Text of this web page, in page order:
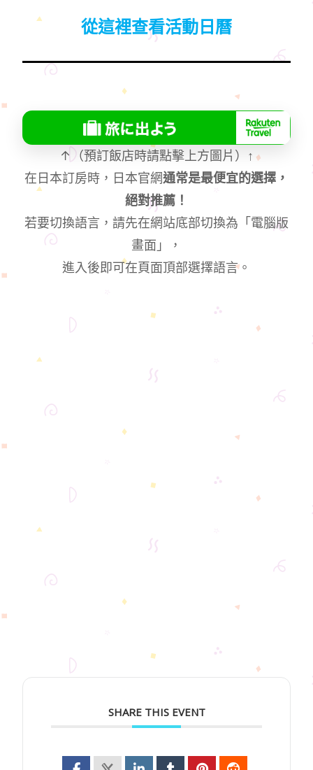
從這裡查看活動日曆
↑（預訂飯店時請點擊上方圖片） ↑
在日本訂房時，日本官網通常是最便宜的選擇，
絕對推薦！
若要切換語言，請先在網站底部切換為「電腦版
畫面」，
進入後即可在頁面頂部選擇語言。
SHARE THIS EVENT